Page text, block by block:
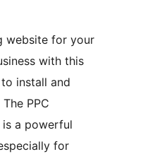
website for your
with this
install and
PPC
is a powerful
for